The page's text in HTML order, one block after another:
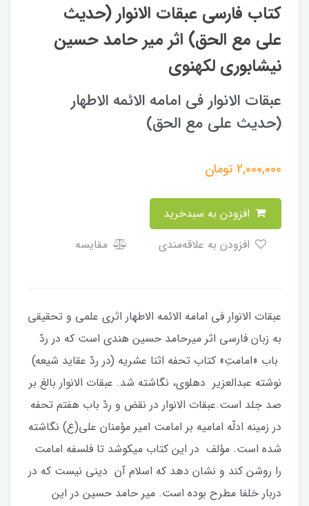
کتاب فارسی عبقات الانوار (حدیث
علی مع الحق) اثر میر حامد حسین
نیشابوری لکهنوی
عبقات الانوار فی امامه الائمه الاطهار
(حدیث علی مع الحق)
2,000,000تومان
مقایسه
عبقات الانوار فی امامه الائمه الاطهار اثری علمی و تحقیقی
به زبان فارسی اثر میرحامد حسین هندی است که در ردّ
باب «امامتِ» کتاب تحفه اثنا عشریه (در ردّ عقاید شیعه)
نوشته عبدالعزیر دهلوی، نگاشته شد. عبقات الانوار بالغ بر
صد جلد است.عبقات الانوار در نقض و ردّ باب هفتم تحفه
در زمینه ادلّه امامیه بر امامت امیر مؤمنان علی(ع) نگاشته
شده است. مؤلف در این کتاب میکوشد تا فلسفه امامت
را روشن کند و نشان دهد که اسلام آن دینی نیست که در
دربار خلفا مطرح بوده است. میر حامد حسین در این